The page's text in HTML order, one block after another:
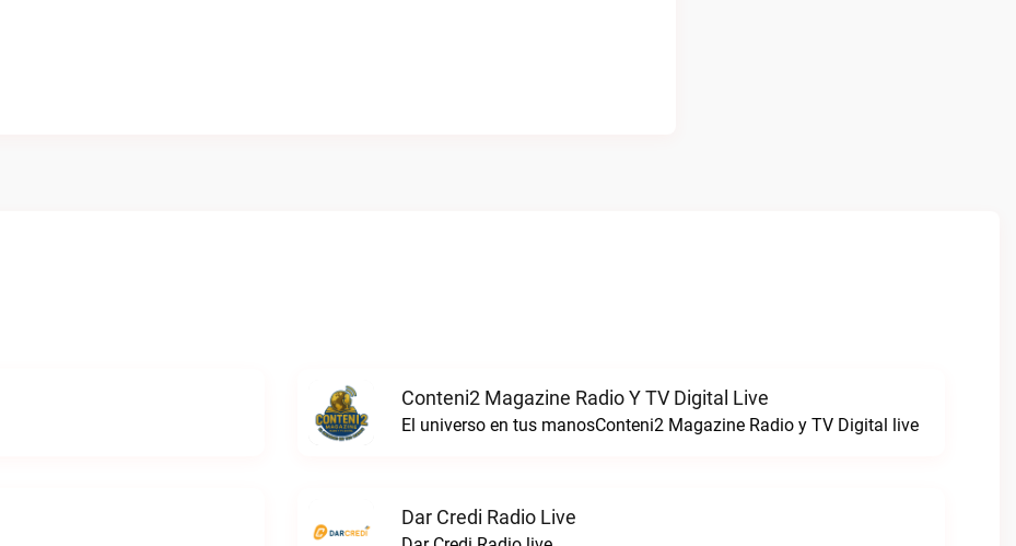
Conteni2 Magazine Radio Y TV Digital Live
El universo en tus manosConteni2 Magazine Radio y TV Digital live
Dar Credi Radio Live